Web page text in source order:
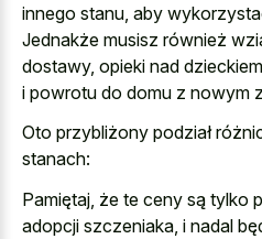
innego stanu, aby
Jednakże musisz również
dostawy, opieki nad
i powrotu do domu z nowym
Oto przybliżony podział
stanach:
Pamiętaj, że te ceny są tylko
adopcji szczeniaka, i nadal